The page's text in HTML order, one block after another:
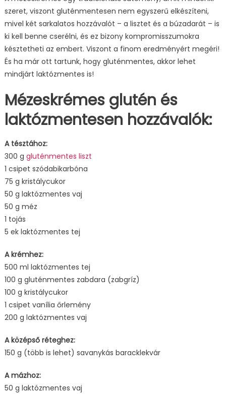
bejegyzéshez
szeret, viszont gluténmentesen nem egyszerű elkészíteni,
mivel két sarkalatos hozzávalót – a lisztet és a búzadarát – is
ki kell benne cserélni, és ez bizony kompromisszumokra
késztetheti az embert. Viszont a finom eredményért megéri!
És ha már ott tartunk, hogy gluténmentes, akkor lehet
mindjárt laktózmentes is!
Mézeskrémes glutén és
laktózmentesen hozzávalók:
A tésztához:
300 g gluténmentes liszt
1 csipet szódabikarbóna
75 g kristálycukor
50 g laktózmentes vaj
50 g méz
1 tojás
5 ek laktózmentes tej
A krémhez:
500 ml laktózmentes tej
100 g gluténmentes zabdara (zabgríz)
100 g kristálycukor
1 csipet vanília őrlemény
200 g laktózmentes vaj
A középső réteghez:
150 g (több is lehet) savanykás baracklekvár
A mázhoz:
50 g laktózmentes vaj